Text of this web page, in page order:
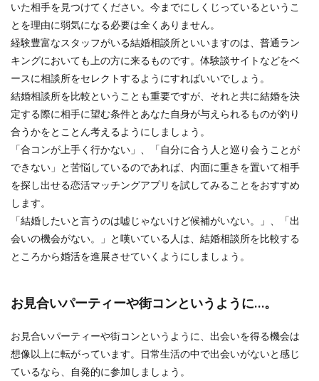
いた相手を見つけてください。今までにしくじっているというこ
とを理由に弱気になる必要は全くありません。
経験豊富なスタッフがいる結婚相談所といいますのは、普通ラン
キングにおいても上の方に来るものです。体験談サイトなどをベ
ースに相談所をセレクトするようにすればいいでしょう。
結婚相談所を比較ということも重要ですが、それと共に結婚を決
定する際に相手に望む条件とあなた自身が与えられるものが釣り
合うかをとことん考えるようにしましょう。
「合コンが上手く行かない」、「自分に合う人と巡り会うことが
できない」と苦悩しているのであれば、内面に重きを置いて相手
を探し出せる恋活マッチングアプリを試してみることをおすすめ
します。
「結婚したいと言うのは嘘じゃないけど候補がいない。」、「出
会いの機会がない。」と嘆いている人は、結婚相談所を比較する
ところから婚活を進展させていくようにしましょう。
お見合いパーティーや街コンというように…。
お見合いパーティーや街コンというように、出会いを得る機会は
想像以上に転がっています。日常生活の中で出会いがないと感じ
ているなら、自発的に参加しましょう。